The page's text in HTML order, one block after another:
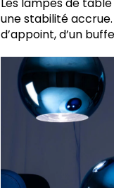
une stabilité
d’appoint, d’un